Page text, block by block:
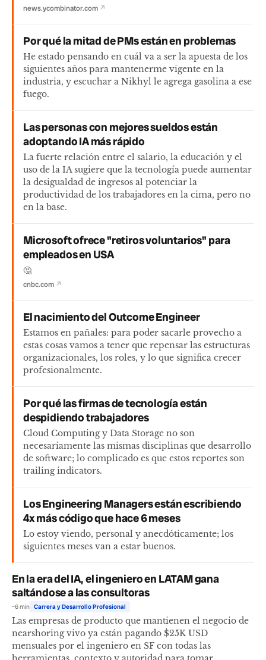
news.ycombinator.com ↗
Por qué la mitad de PMs están en problemas
He estado pensando en cuál va a ser la apuesta de los
siguientes años para mantenerme vigente en la
industria, y escuchar a Nikhyl le agrega gasolina a ese
fuego.
Las personas con mejores sueldos están
adoptando IA más rápido
La fuerte relación entre el salario, la educación y el
uso de la IA sugiere que la tecnología puede aumentar
la desigualdad de ingresos al potenciar la
productividad de los trabajadores en la cima, pero no
en la base.
Microsoft ofrece "retiros voluntarios" para
empleados en USA
🤔
cnbc.com ↗
El nacimiento del Outcome Engineer
Estamos en pañales: para poder sacarle provecho a
estas cosas vamos a tener que repensar las estructuras
organizacionales, los roles, y lo que significa crecer
profesionalmente.
Por qué las firmas de tecnología están
despidiendo trabajadores
Cloud Computing y Data Storage no son
necesariamente las mismas disciplinas que desarrollo
de software; lo complicado es que estos reportes son
trailing indicators.
Los Engineering Managers están escribiendo
4x más código que hace 6 meses
Lo estoy viendo, personal y anecdóticamente; los
siguientes meses van a estar buenos.
En la era del IA, el ingeniero en LATAM gana
saltándose a las consultoras
~6 min Carrera y Desarrollo Profesional
Las empresas de producto que mantienen el negocio de
nearshoring vivo ya están pagando $25K USD
mensuales por el ingeniero en SF con todas las